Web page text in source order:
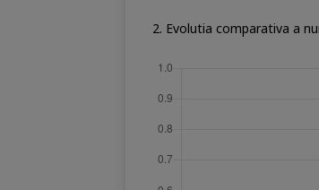
2. Evolutia comparativa a